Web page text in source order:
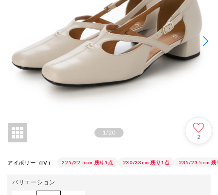
1/20
2
アイボリー（IV） 225/22.5cm 残り1点 230/23cm 残り1点 235/23.5cm 残
バリエーション